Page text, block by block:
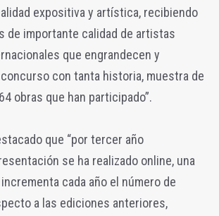
expositiva y artística, recibiendo
de importante calidad de artistas
que engrandecen y
con tanta historia, muestra de
obras que han participado”.
que “por tercer año
se ha realizado online, una
cada año el número de
a las ediciones anteriores,